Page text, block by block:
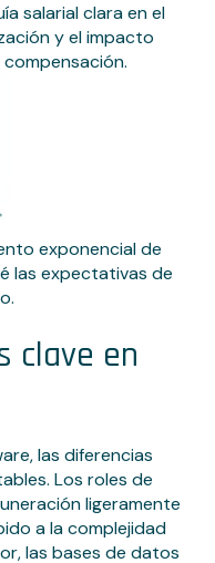
salarial clara en el
y el impacto
exponencial de
las expectativas de
clave en
las diferencias
Los roles de
ligeramente
a la complejidad
las bases de datos